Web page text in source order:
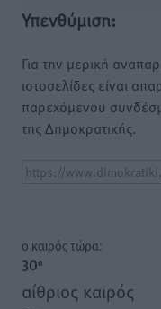
Υπενθύμιση:
Για την μερική
ιστοσελίδες είναι
παρεχόμενου
της Δημοκρατικής.
o καιρός τώρα:
30°
αίθριος καιρός